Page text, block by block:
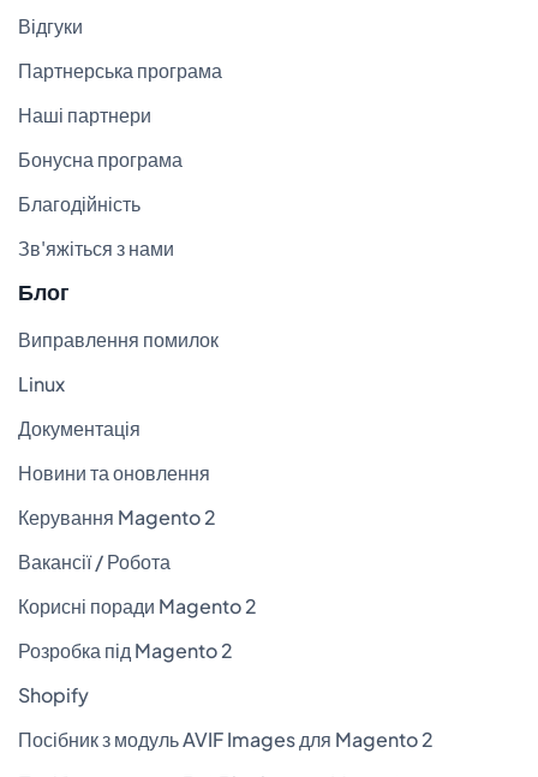
Відгуки
Партнерська програма
Наші партнери
Бонусна програма
Благодійність
Зв'яжіться з нами
Блог
Виправлення помилок
Linux
Документація
Новини та оновлення
Керування Magento 2
Вакансії / Робота
Корисні поради Magento 2
Розробка під Magento 2
Shopify
Посібник з модуль AVIF Images для Magento 2